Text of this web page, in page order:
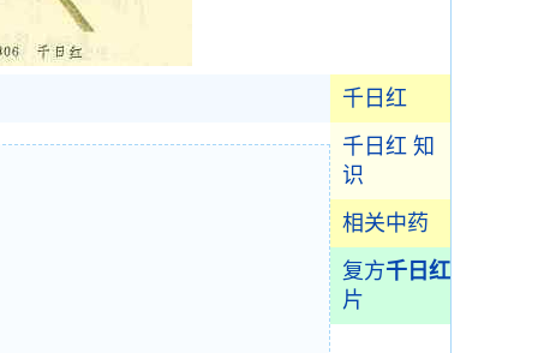
千日红
千日红 知
识
相关中药
复方千日红
片